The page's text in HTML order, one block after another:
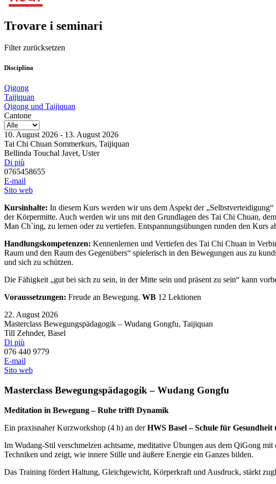
Trovare i seminari
Filter zurücksetzen
Disciplina
Qigong
Taijiquan
Qigong und Taijiquan
Cantone
10. August 2026 - 13. August 2026
Tai Chi Chuan Sommerkurs, Taijiquan
Bellinda Touchal Javet, Uster
Di più
0765458655
E-mail
Sito web
Kursinhalte: In diesem Kurs werden wir uns dem Aspekt der
der Körpermitte. Auch werden wir uns mit den Grundlagen des Tai Chi Chuan,
Man Ch`ing, zu lernen oder zu vertiefen. Entspannungsübungen runden den Kurs
Handlungskompetenzen: Kennenlernen und Vertiefen des Tai Chi Chuan in
Raum und den Raum des Gegenübers“ spielerisch in den Bewegungen aus zu
und sich zu schützen.
Die Fähigkeit „gut bei sich zu sein, in der Mitte sein und präsent zu sein“ kann
Voraussetzungen: Freude an Bewegung. WB 12 Lektionen
22. August 2026
Masterclass Bewegungspädagogik – Wudang Gongfu, Taijiquan
Till Zehnder, Basel
Di più
076 440 9779
E-mail
Sito web
Masterclass Bewegungspädagogik – Wudang Gongfu
Meditation in Bewegung – Ruhe trifft Dynamik
Ein praxisnaher Kurzworkshop (4 h) an derHWS Basel – Schule für Gesundheit
Im Wudang-Stil verschmelzen achtsame, meditative Übungen aus dem QiGong
Techniken und zeigt, wie innere Stille und äußere Energie ein Ganzes bilden.
Das Training fördert Haltung, Gleichgewicht, Körperkraft und Ausdruck, stärkt